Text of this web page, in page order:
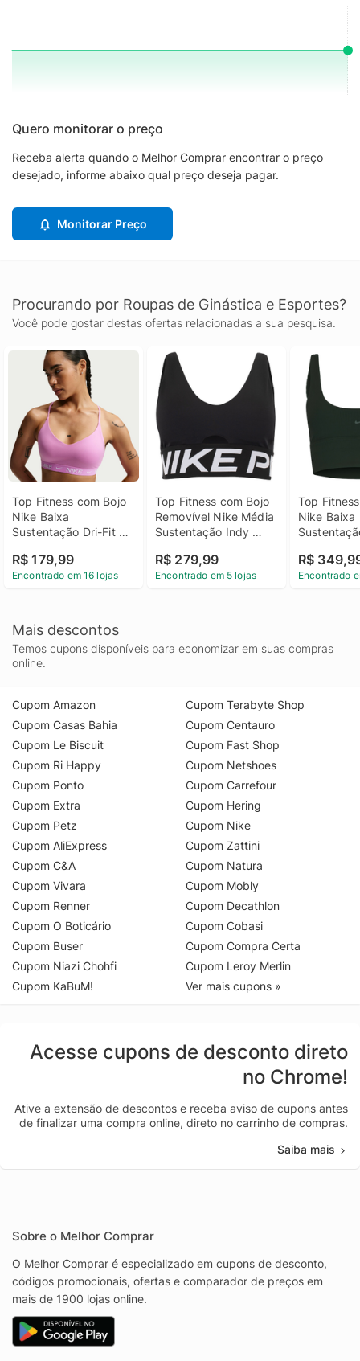
Quero monitorar o preço
Receba alerta quando o Melhor Comprar encontrar o preço
desejado, informe abaixo qual preço deseja pagar.
Monitorar Preço
Procurando por Roupas de Ginástica e Esportes?
Você pode gostar destas ofertas relacionadas a sua pesquisa.
Top Fitness com Bojo
Nike Baixa
Sustentação Dri-Fit
R$ 179,99
Encontrado em 16 lojas
Top Fitness com Bojo
Removível Nike Média
Sustentação Indy
R$ 279,99
Encontrado em 5 lojas
Top
Nike Baixa
R$
Encontrado
Mais descontos
Temos cupons disponíveis para economizar em suas compras
online.
Cupom Amazon
Cupom Casas Bahia
Cupom Le Biscuit
Cupom Ri Happy
Cupom Ponto
Cupom Extra
Cupom Petz
Cupom AliExpress
Cupom C&A
Cupom Vivara
Cupom Renner
Cupom O Boticário
Cupom Buser
Cupom Niazi Chohfi
Cupom KaBuM!
Cupom Terabyte Shop
Cupom Centauro
Cupom Fast Shop
Cupom Netshoes
Cupom Carrefour
Cupom Hering
Cupom Nike
Cupom Zattini
Cupom Natura
Cupom Mobly
Cupom Decathlon
Cupom Cobasi
Cupom Compra Certa
Cupom Leroy Merlin
Ver mais cupons »
Acesse cupons de desconto direto
no Chrome!
Ative a extensão de descontos e receba aviso de cupons antes
de finalizar uma compra online, direto no carrinho de compras.
Saiba mais
Sobre o Melhor Comprar
O Melhor Comprar é especializado em cupons de desconto,
códigos promocionais, ofertas e comparador de preços em
mais de 1900 lojas online.